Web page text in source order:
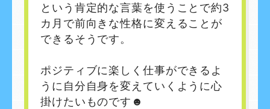
という肯定的な言葉を使うことで約3
カ月で前向きな性格に変えることが
できるそうです。
ポジティブに楽しく仕事ができるよ
うに自分自身を変えていくように心
掛けたいものです☻